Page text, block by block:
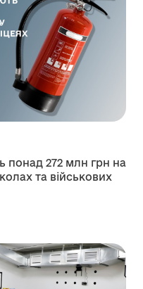
понад 272 млн грн на
та військових